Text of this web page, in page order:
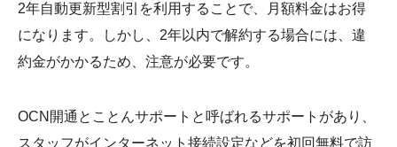
2年自動更新型割引を利用することで、月額料金はお得
になります。しかし、2年以内で解約する場合には、違
約金がかかるため、注意が必要です。
OCN開通とことんサポートと呼ばれるサポートがあり、
スタッフがインターネット接続設定などを初回無料で訪